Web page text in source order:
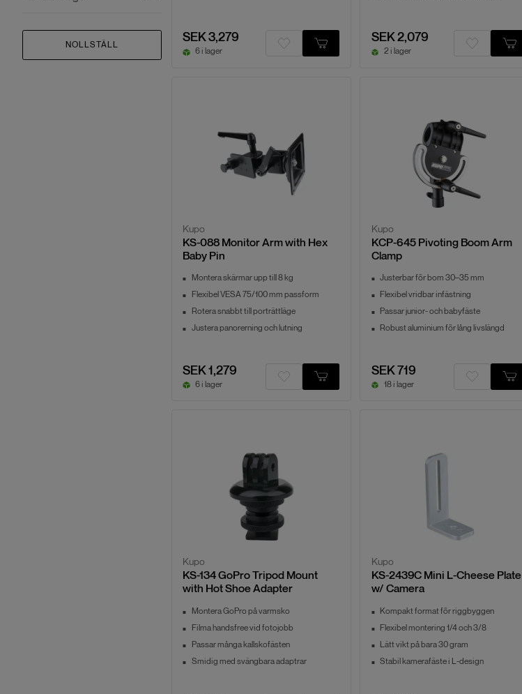
NOLLSTÄLL SEK 3,279
6 i lager
SEK 2,079
2 i lager
Kupo
KS-088 Monitor Arm with Hex
Baby Pin
Montera skärmar upp till 8 kg
Flexibel VESA 75/100 mm passform
Rotera snabbt till porträttläge
Justera panorerning och lutning
SEK 1,279
6 i lager
Kupo
KCP-645 Pivoting Boom Arm
Clamp
Justerbar för bom 30–35 mm
Flexibel vridbar infästning
Passar junior- och babyfäste
Robust aluminium för lång livslängd
SEK 719
18 i lager
Kupo
KS-134 GoPro Tripod Mount
with Hot Shoe Adapter
Montera GoPro på varmsko
Filma handsfree vid fotojobb
Passar många kallskofästen
Smidig med svängbara adaptrar
Kupo
KS-2439C Mini L-Cheese Plate
w/ Camera
Kompakt format för riggbyggen
Flexibel montering 1/4 och 3/8
Lätt vikt på bara 30 gram
Stabil kamerafäste i L-design